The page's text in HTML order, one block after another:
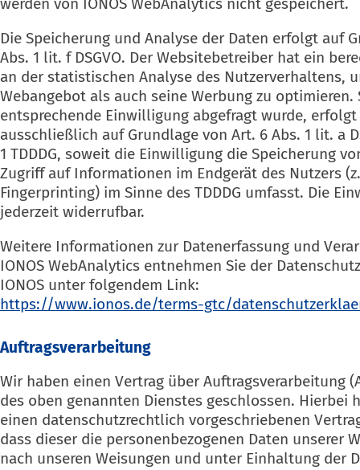
Die Speicherung und Analyse der Daten erfolgt auf
Abs. 1 lit. f DSGVO. Der Websitebetreiber hat ein
an der statistischen Analyse des Nutzerverhaltens,
Webangebot als auch seine Werbung zu optimieren.
entsprechende Einwilligung abgefragt wurde,
ausschließlich auf Grundlage von Art. 6 Abs. 1 lit. a
1 TDDDG, soweit die Einwilligung die Speicherung
Zugriff auf Informationen im Endgerät des Nutzers
Fingerprinting) im Sinne des TDDDG umfasst. Die
jederzeit widerrufbar.
Weitere Informationen zur Datenerfassung und
IONOS WebAnalytics entnehmen Sie der
IONOS unter folgendem Link:
https://www.ionos.de/terms-gtc/
Auftragsverarbeitung
Wir haben einen Vertrag über Auftragsverarbeitung
des oben genannten Dienstes geschlossen. Hierbei
einen datenschutzrechtlich vorgeschriebenen
dass dieser die personenbezogenen Daten unserer
nach unseren Weisungen und unter Einhaltung der